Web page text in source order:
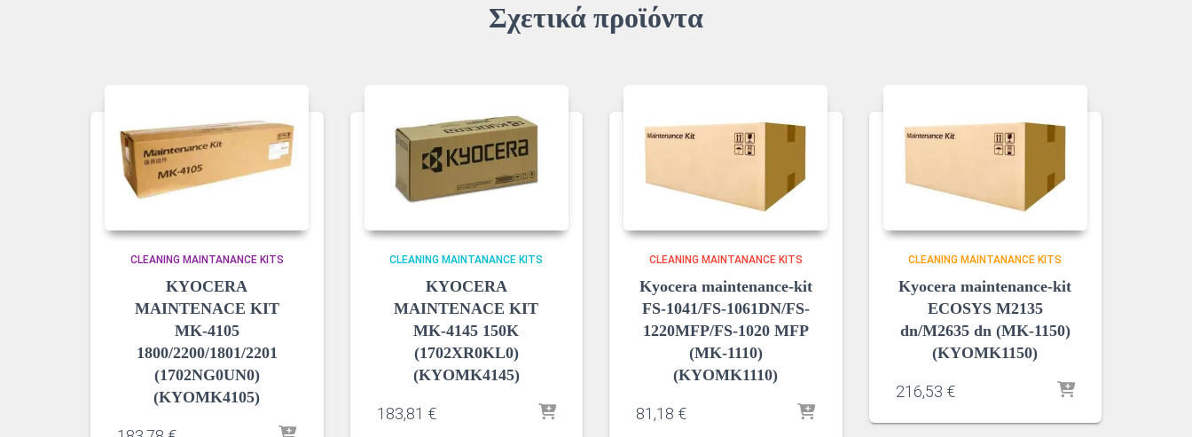
Σχετικά προϊόντα
CLEANING MAINTANANCE KITS
KYOCERA
MAINTENACE KIT
MK-4105
1800/2200/1801/2201
(1702NG0UN0)
(KYOMK4105)
CLEANING MAINTANANCE KITS
KYOCERA
MAINTENACE KIT
MK-4145 150Κ
(1702XR0KL0)
(KYOMK4145)
183,81 €
CLEANING MAINTANANCE KITS
Kyocera maintenance-kit
FS-1041/FS-1061DN/FS-
1220MFP/FS-1020 MFP
(MK-1110)
(KYOMK1110)
81,18 €
CLEANING MAINTANANCE KITS
Kyocera maintenance-kit
ECOSYS M2135
dn/M2635 dn (MK-1150)
(KYOMK1150)
216,53 €